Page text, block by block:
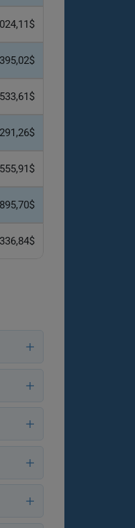
895,70$